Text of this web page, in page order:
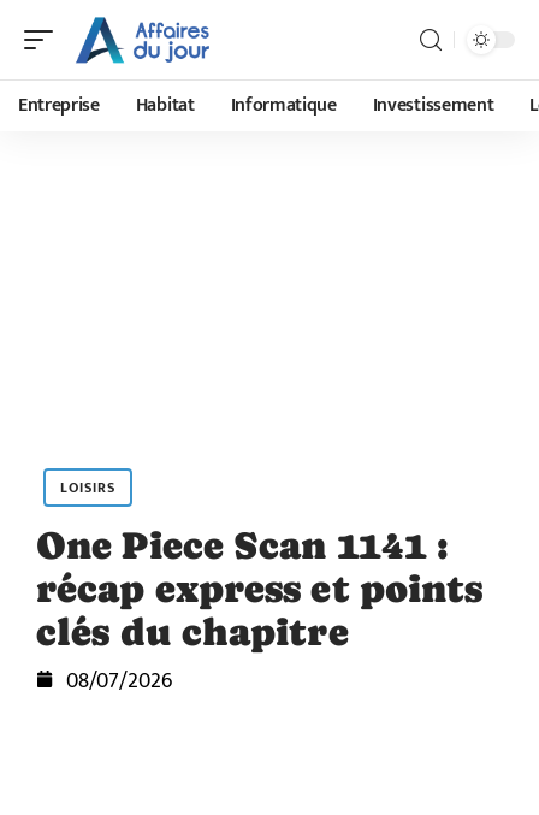
Entreprise Habitat Informatique Investissement
LOISIRS
One Piece Scan 1141 :
récap express et points
clés du chapitre
08/07/2026